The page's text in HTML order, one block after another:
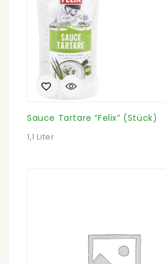
Sauce Tartare “Felix” (Stück)
1,1 Liter